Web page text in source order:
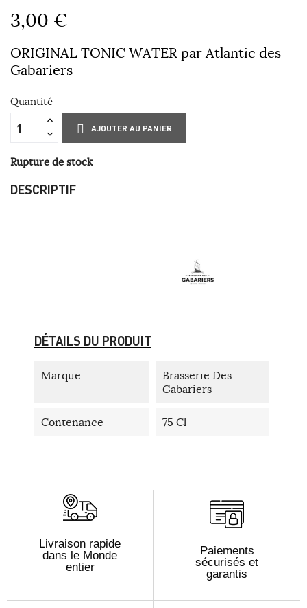
3,00 €
ORIGINAL TONIC WATER par Atlantic des
Gabariers
Quantité
AJOUTER AU PANIER
Rupture de stock
DESCRIPTIF
DÉTAILS DU PRODUIT
Marque
Brasserie Des
Gabariers
Contenance 75 Cl
Livraison rapide
dans le Monde
entier
Paiements
sécurisés et
garantis